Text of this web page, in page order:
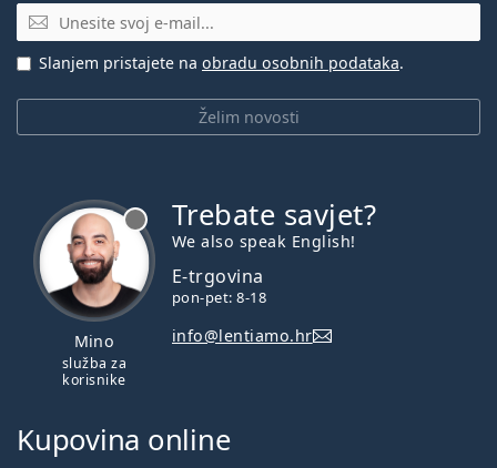
E-mail
Želim novosti
Slanjem pristajete na obradu osobnih podataka.
Mino
služba za
korisnike
Trebate savjet?
We also speak English!
E-trgovina
pon-pet: 8-18
info@lentiamo.hr
Kupovina online